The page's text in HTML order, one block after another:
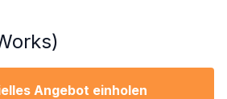
Angebot einholen